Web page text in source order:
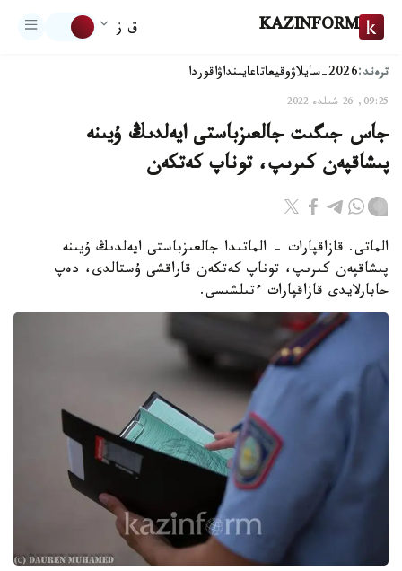
KAZINFORM ق ز
ترەند:2026-سايلاۋ وقيعاتاعايىنداۋاقوردا
09:25, 26 شىلدە 2022
جاس جىگىت جالعىزباستى ايەلدىڭ ۇيىنە
پىشاقپەن كىرىپ، توناپ كەتكەن
الماتى. قازاقپارات - الماتىدا جالعىزباستى ايەلدىڭ ۇيىنە
پىشاقپەن كىرىپ، توناپ كەتكەن قاراقشى ۇستالدى، دەپ
حابارلايدى قازاقپارات ءتىلشىسى.